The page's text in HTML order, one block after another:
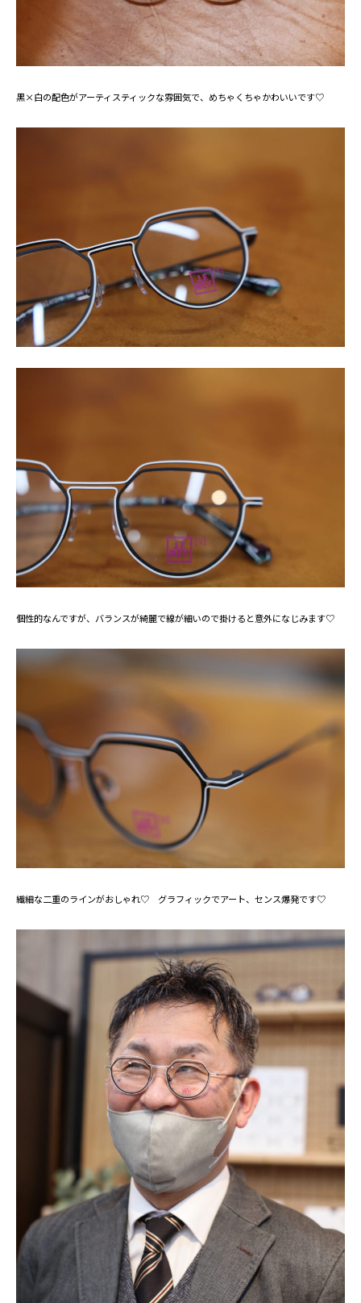
黒×白の配色がアーティスティックな雰囲気で、めちゃくちゃかわいいです♡
個性的なんですが、バランスが綺麗で線が細いので掛けると意外になじみます♡
繊細な二重のラインがおしゃれ♡ グラフィックでアート、センス爆発です♡